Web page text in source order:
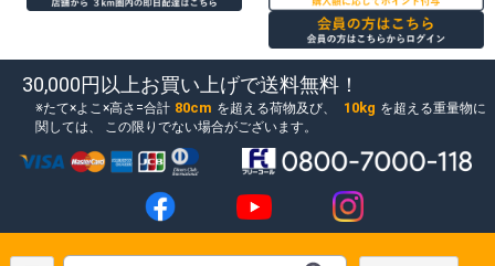
30,000円以上お買い上げで送料無料！
たて×よこ×高さ=合計 80cm を超える荷物及び、 10kg を超える重量物に
関しては、
この限りでない場合がございます。